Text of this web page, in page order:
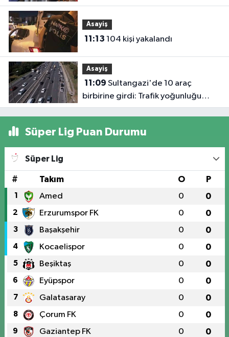
Mensuplarıyla Buluştu
Asayiş
11:13 104 kişi yakalandı
Asayiş
11:09
birbirine girdi: Trafik yoğunluğu
havadan görüntülendi
Süper Lig Puan Durumu
Süper Lig
# Takım O P
1 Amed 0 0
2 Erzurumspor FK 0 0
3 Başakşehir 0 0
4 Kocaelispor 0 0
5 Beşiktaş 0 0
6 Eyüpspor 0 0
7 Galatasaray 0 0
8 Çorum FK 0 0
9 Gaziantep FK 0 0